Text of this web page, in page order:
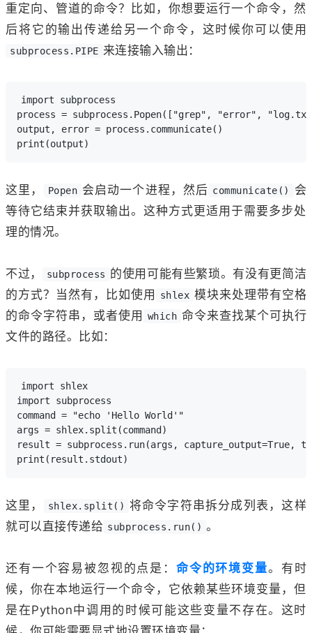
重定向、管道的命令？比如，你想要运行一个命令，然
后将它的输出传递给另一个命令，这时候你可以使用
subprocess.PIPE 来连接输入输出：
import subprocess
process = subprocess.Popen(["grep", "error",
output, error = process.communicate()
这里， Popen 会启动一个进程，然后 communicate()
会
等待它结束并获取输出。这种方式更适用于需要多步处
理的情况。
不过， subprocess 的使用可能有些繁琐。有没有更简洁
的方式？当然有，比如使用
shlex 模块来处理带有空格
的命令字符串，或者使用 which 命令来查找某个可执行
文件的路径。比如：
import shlex
import subprocess
command = "echo 'Hello World'"
args = shlex.split(command)
result = subprocess.run(args, capture_output=True,
这里， shlex.split()
将命令字符串拆分成列表，这样
就可以直接传递给 subprocess.run() 。
还有一个容易被忽视的点是： 命令的环境变量。有时
候，你在本地运行一个命令，它依赖某些环境变量，但
是在Python中调用的时候可能这些变量不存在。这时